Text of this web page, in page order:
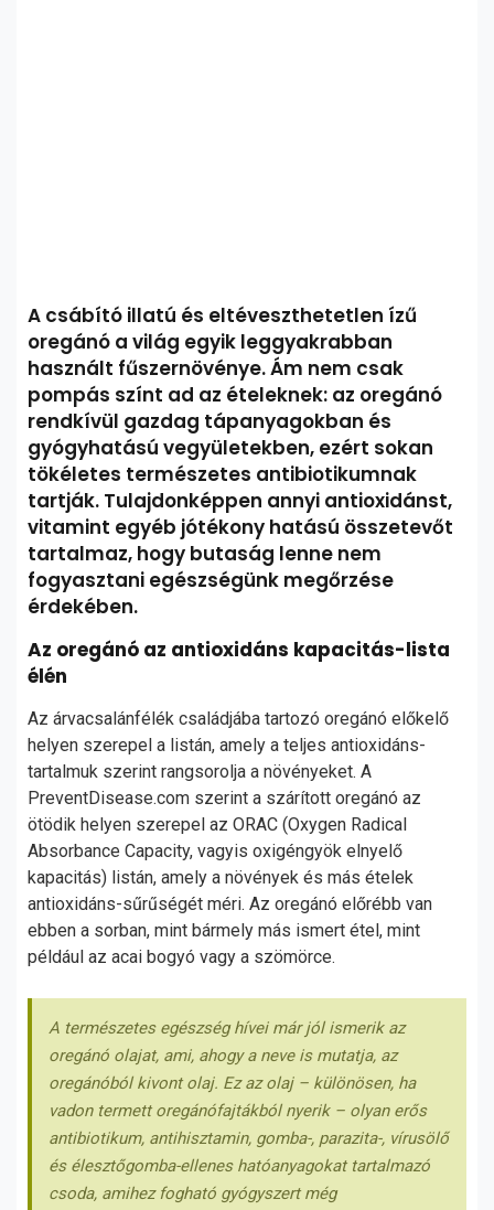
A csábító illatú és eltéveszthetetlen ízű
oregánó a világ egyik leggyakrabban
használt fűszernövénye. Ám nem csak
pompás színt ad az ételeknek: az oregánó
rendkívül gazdag tápanyagokban és
gyógyhatású vegyületekben, ezért sokan
tökéletes természetes antibiotikumnak
tartják. Tulajdonképpen annyi antioxidánst,
vitamint egyéb jótékony hatású összetevőt
tartalmaz, hogy butaság lenne nem
fogyasztani egészségünk megőrzése
érdekében.
Az oregánó az antioxidáns kapacitás-lista
élén
Az árvacsalánfélék családjába tartozó oregánó előkelő
helyen szerepel a listán, amely a teljes antioxidáns-
tartalmuk szerint rangsorolja a növényeket. A
PreventDisease.com szerint a szárított oregánó az
ötödik helyen szerepel az ORAC (Oxygen Radical
Absorbance Capacity, vagyis oxigéngyök elnyelő
kapacitás) listán, amely a növények és más ételek
antioxidáns-sűrűségét méri. Az oregánó előrébb van
ebben a sorban, mint bármely más ismert étel, mint
például az acai bogyó vagy a szömörce.
A természetes egészség hívei már jól ismerik az
oregánó olajat, ami, ahogy a neve is mutatja, az
oregánóból kivont olaj. Ez az olaj – különösen, ha
vadon termett oregánófajtákból nyerik – olyan erős
antibiotikum, antihisztamin, gomba-, parazita-, vírusölő
és élesztőgomba-ellenes hatóanyagokat tartalmazó
csoda, amihez fogható gyógyszert még